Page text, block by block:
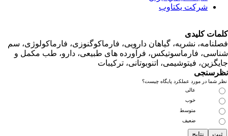
شرکت یکتاوب
کلیدی
نشریه، گیاهان دارویی، فارماکوگنوزی، فارماکولوژی، سم
فارماسوتیکس، فرآورده های طبیعی، دارو، طب مکمل و
فیتوشیمی، اتنوبوتانی، ترکیبات
در مورد عملکرد پایگاه چیست؟
متوسط
ضعیف